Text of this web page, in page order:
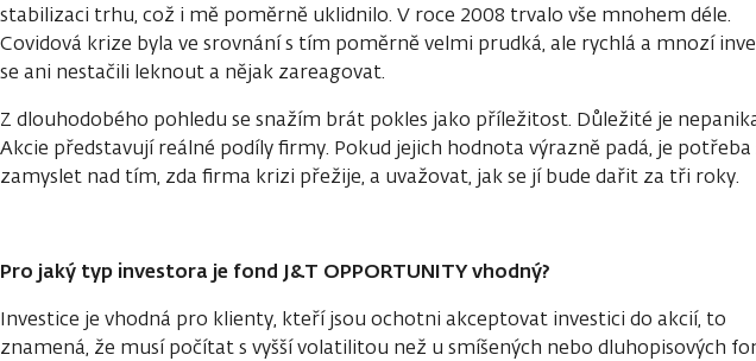
stabilizaci trhu, což i mě poměrně uklidnilo. V roce 2008 trvalo vše mnohem déle.
Covidová krize byla ve srovnání s tím poměrně velmi prudká, ale rychlá a mnozí
se ani nestačili leknout a nějak zareagovat.
Z dlouhodobého pohledu se snažím brát pokles jako příležitost. Důležité je
Akcie představují reálné podíly firmy. Pokud jejich hodnota výrazně padá, je potřeba
zamyslet nad tím, zda firma krizi přežije, a uvažovat, jak se jí bude dařit za tři roky.
Pro jaký typ investora je fond J&T OPPORTUNITY vhodný?
Investice je vhodná pro klienty, kteří jsou ochotni akceptovat investici do akcií, to
znamená, že musí počítat s vyšší volatilitou než u smíšených nebo dluhopisových